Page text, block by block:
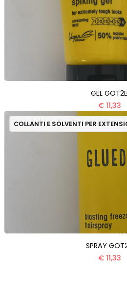
GEL
€ 11,33
COLLANTI E SOLVENTI PER
SPRAY
€ 11,33